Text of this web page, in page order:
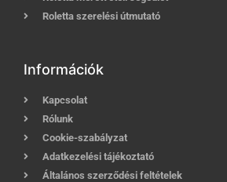
Roletta szerelési útmutató
Információk
Kapcsolat
Rólunk
Cookie-szabályzat
Adatkezelési tájékoztató
Általános szerződési feltételek